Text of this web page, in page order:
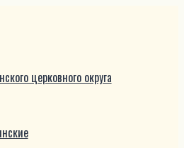
церковного округа